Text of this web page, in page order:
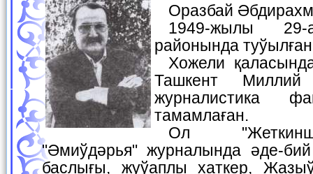
Оразбай
1949-жылы 29-августта Кегейли
районында
Хожели қаласындағы мектепте оқып,
Ташкент Миллий
журналистика
тамамлаған.
Ол "Жеткиншек" газетасы,
"Әмиўдәрья" журналында әде-
баслығы, жуўаплы хаткер,